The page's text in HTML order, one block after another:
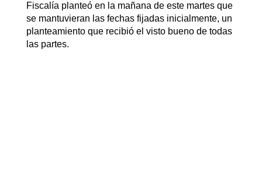
Fiscalía planteó en la mañana de este martes que
se mantuvieran las fechas fijadas inicialmente, un
planteamiento que recibió el visto bueno de todas
las partes.